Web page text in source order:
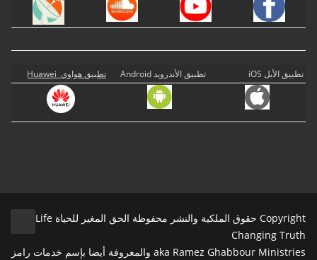
تطبيق الأبل iOS تطبيق الأندرويد Android تطبيق هواوي Huawei
Copyright حقوق الملكية والنشر محفوظة الحق المغير للحياة Life
Changing Truth
aka Ramez Ghabbour Ministries والمعروفة أيضا بإسم خدمات رامز